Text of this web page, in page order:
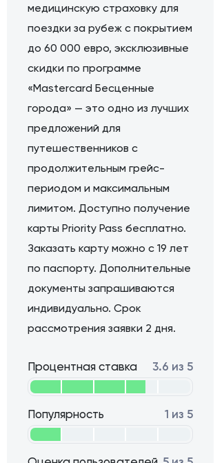
медицинскую страховку для
поездки за рубеж с покрытием
до 60 000 евро, эксклюзивные
скидки по программе
«Mastercard Бесценные
города» — это одно из лучших
предложений для
путешественников с
продолжительным грейс-
периодом и максимальным
лимитом. Доступно получение
карты Priority Pass бесплатно.
Заказать карту можно с 19 лет
по паспорту. Дополнительные
документы запрашиваются
индивидуально. Срок
рассмотрения заявки 2 дня.
Процентная ставка 3.6 из 5
Популярность 1 из 5